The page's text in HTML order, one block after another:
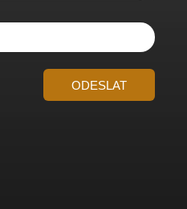
ODESLAT